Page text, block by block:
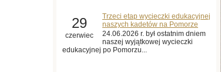
29
czerwiec
Trzeci etap wycieczki edukacyjnej
naszych kadetów na Pomorze
24.06.2026 r. był ostatnim dniem
naszej wyjątkowej wycieczki
edukacyjnej po Pomorzu...